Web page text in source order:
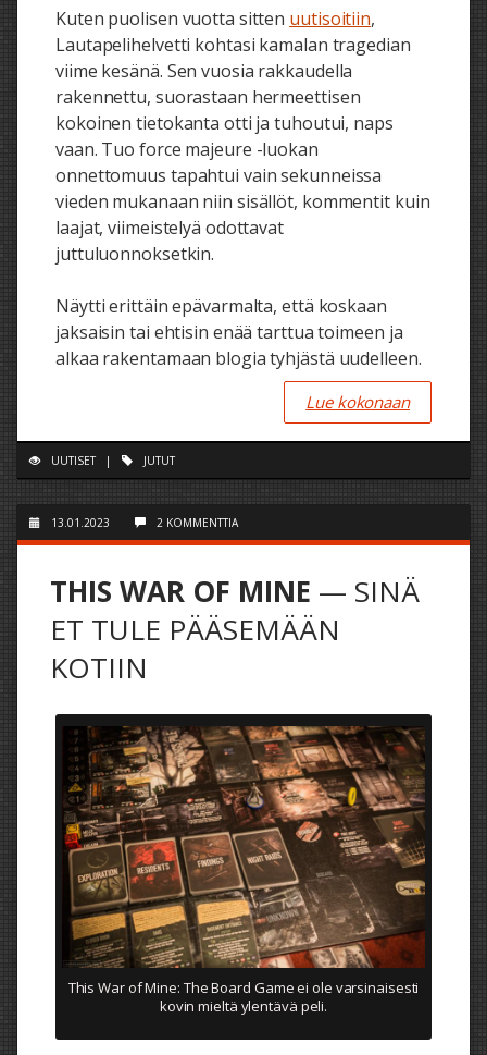
Kuten puolisen vuotta sitten uutisoitiin,
Lautapelihelvetti kohtasi kamalan tragedian
viime kesänä. Sen vuosia rakkaudella
rakennettu, suorastaan hermeettisen
kokoinen tietokanta otti ja tuhoutui, naps
vaan. Tuo force majeure -luokan
onnettomuus tapahtui vain sekunneissa
vieden mukanaan niin sisällöt, kommentit kuin
laajat, viimeistelyä odottavat
juttuluonnoksetkin.
Näytti erittäin epävarmalta, että koskaan
jaksaisin tai ehtisin enää tarttua toimeen ja
alkaa rakentamaan blogia tyhjästä uudelleen.
Lue kokonaan
UUTISET | JUTUT
13.01.2023 2 KOMMENTTIA
THIS WAR OF MINE — SINÄ
ET TULE PÄÄSEMÄÄN
KOTIIN
This War of Mine: The Board Game ei ole varsinaisesti
kovin mieltä ylentävä peli.